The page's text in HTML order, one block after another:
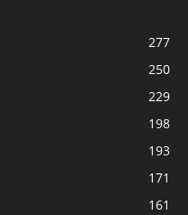
277
250
229
198
193
171
161